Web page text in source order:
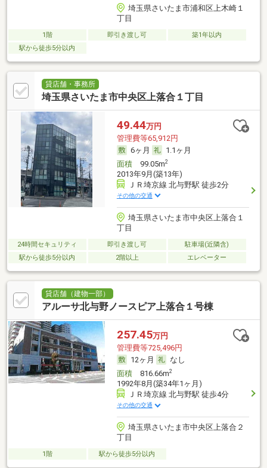
埼玉県さいたま市浦和区上木崎１
丁目
1階 即引き渡し可
築1年以内
駅から徒歩5分以内
貸店舗・事務所
埼玉県さいたま市中央区上落合１丁目
49.44万円
管理費等65,912円
6ヶ月
1.1ヶ月
面積99.05m2
2013年9月(築13年)
ＪＲ埼京線 北与野駅 徒歩2分
その他の交通
埼玉県さいたま市中央区上落合１
丁目
24時間セキュリティ 即引き渡し可
駐車場(近隣含)
駅から徒歩5分以内
2階以上 エレベーター
貸店舗（建物一部）
アルーサ北与野ノースピア上落合１号棟
257.45万円
管理費等725,496円
12ヶ月
なし
面積816.66m2
1992年8月(築34年1ヶ月)
ＪＲ埼京線 北与野駅 徒歩4分
その他の交通
埼玉県さいたま市中央区上落合２
丁目
1階 駅から徒歩5分以内